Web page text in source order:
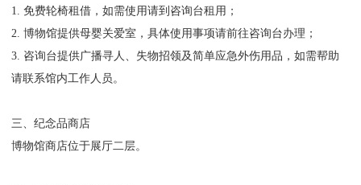
1. 免费轮椅租借，如需使用请到咨询台租用；
2. 博物馆提供母婴关爱室，具体使用事项请前往咨询台办理；
3. 咨询台提供广播寻人、失物招领及简单应急外伤用品，如需帮助
请联系馆内工作人员。
三、纪念品商店
博物馆商店位于展厅二层。